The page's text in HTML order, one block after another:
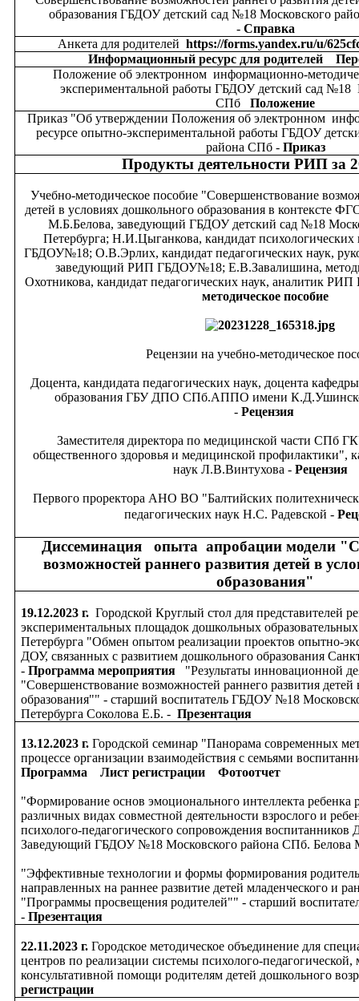
образования ГБДОУ детский сад №18 Московского
- Справка
Анкета для родителей https://forms.yandex.ru/u/
Информационный ресурс для родителей
Положение об электронном информационно-
экспериментальной работы ГБДОУ детский сад №18
СПб
Положение
Приказ "Об утверждении Положения об электронном
ресурсе опытно-экспериментальной работы ГБДОУ
района СПб - Приказ
Продукты деятельности РИП за
Учебно-методическое пособие "Совершенствование
детей в условиях дошкольного образования в контексте
М.Б.Белова, заведующий ГБДОУ детский сад №18
Петербурга; Н.И.Цыганкова, кандидат
ГБДОУ№18; О.В.Эрлих, кандидат педагогических наук,
заведующий РИП ГБДОУ№18; Е.В.Завалишина,
Охотникова, кандидат педагогических наук, аналитик
методическое пособие
Рецензии на учебно-методическое
Доцента, кандидата педагогических наук, доцента
образования ГБУ ДПО СПб.АППО имени
- Рецензия
Заместителя директора по медицинской части СПб
общественного здоровья и медицинской профилактики",
наук Л.В.Винтухова - Рецензия
Первого проректора АНО ВО "Балтийских
педагогических наук Н.С. Радевской -
Диссеминация опыта апробации модели
возможностей раннего развития детей в
образования"
19.12.2023 г.ГородскойКруглый стол для представителей
экспериментальных площадок дошкольных
Петербурга "Обмен опытом реализации проектов опытно-
ДОУ, связанных с развитием дошкольного образования
-Программа мероприятия "Результаты инновационной
"Совершенствование возможностей раннего развития
образования"" - старший воспитатель ГБДОУ №18
Петербурга Соколова Е.Б. -Презентация
13.12.2023 г. Городской семинар "Панорама современных
процессе организации взаимодействия с семьями
Программа
Лист регистрации Фотоотчет
"Формирование основ эмоционального интеллекта ребенка
различных видах совместной деятельности взрослого и
психолого-педагогического сопровождения
Заведующий ГБДОУ №18 Московского района СПб.
"Эффективные технологии и формы формирования
направленных на раннее развитие детей младенческого и
"Программы просвещения родителей"" - старший
-Презентация
22.11.2023 г.Городское методическое объединение для
центров по реализации системы психолого-педагогической,
консультативной помощи родителям детей дошкольного
регистрации